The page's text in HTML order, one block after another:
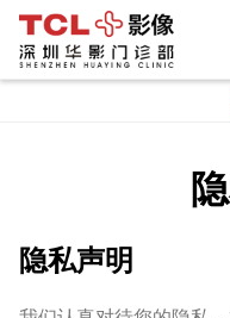
隐私声明